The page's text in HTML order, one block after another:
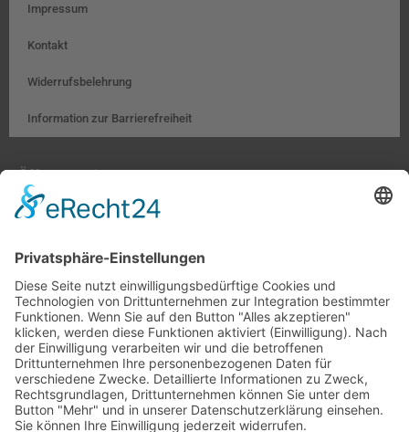
Impressum
Kontakt
Widerrufsbelehrung
Information zur Barrierefreiheit
Öffnungszeiten:
Mo. – Fr. 8:00 – 18:00 Uhr
Sa. 9:00 – 13:00 Uhr
Hobby- und Künstlerbedarf:
Mo., Mi., Fr. 10:00 – 15:00 Uhr
Di., Do. 13:00 – 18:00 Uhr
Sa. 9:00 – 12:00 Uhr